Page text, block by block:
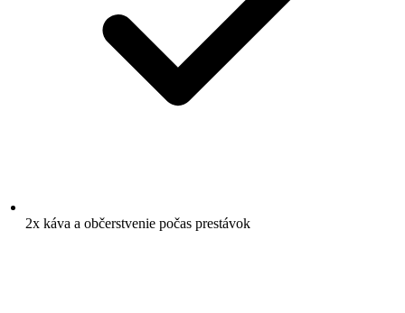
2x káva a občerstvenie počas prestávok